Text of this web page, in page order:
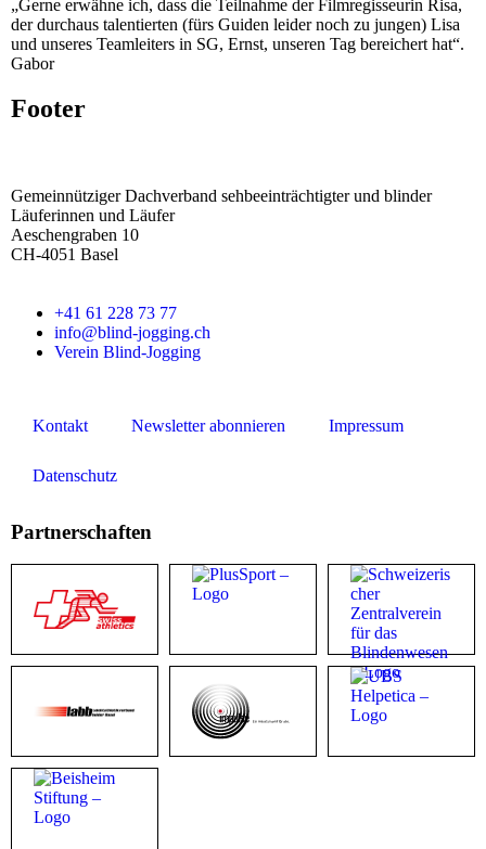
„Gerne erwähne ich, dass die Teilnahme der Filmregisseurin Risa,
der durchaus talentierten (fürs Guiden leider noch zu jungen) Lisa
und unseres Teamleiters in SG, Ernst, unseren Tag bereichert hat“.
Gabor
Footer
Gemeinnütziger Dachverband sehbeeinträchtigter und blinder
Läuferinnen und Läufer
Aeschengraben 10
CH-4051 Basel
+41 61 228 73 77
info@blind-jogging.ch
Verein Blind-Jogging
Kontakt Newsletter abonnieren Impressum
Datenschutz
Partnerschaften